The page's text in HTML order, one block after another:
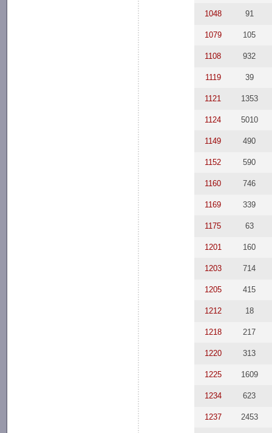
1048 91
1079 105
1108 932
1119 39
1121 1353
1124 5010
1149 490
1152 590
1160 746
1169 339
1175 63
1201 160
1203 714
1205 415
1212 18
1218 217
1220 313
1225 1609
1234 623
1237 2453